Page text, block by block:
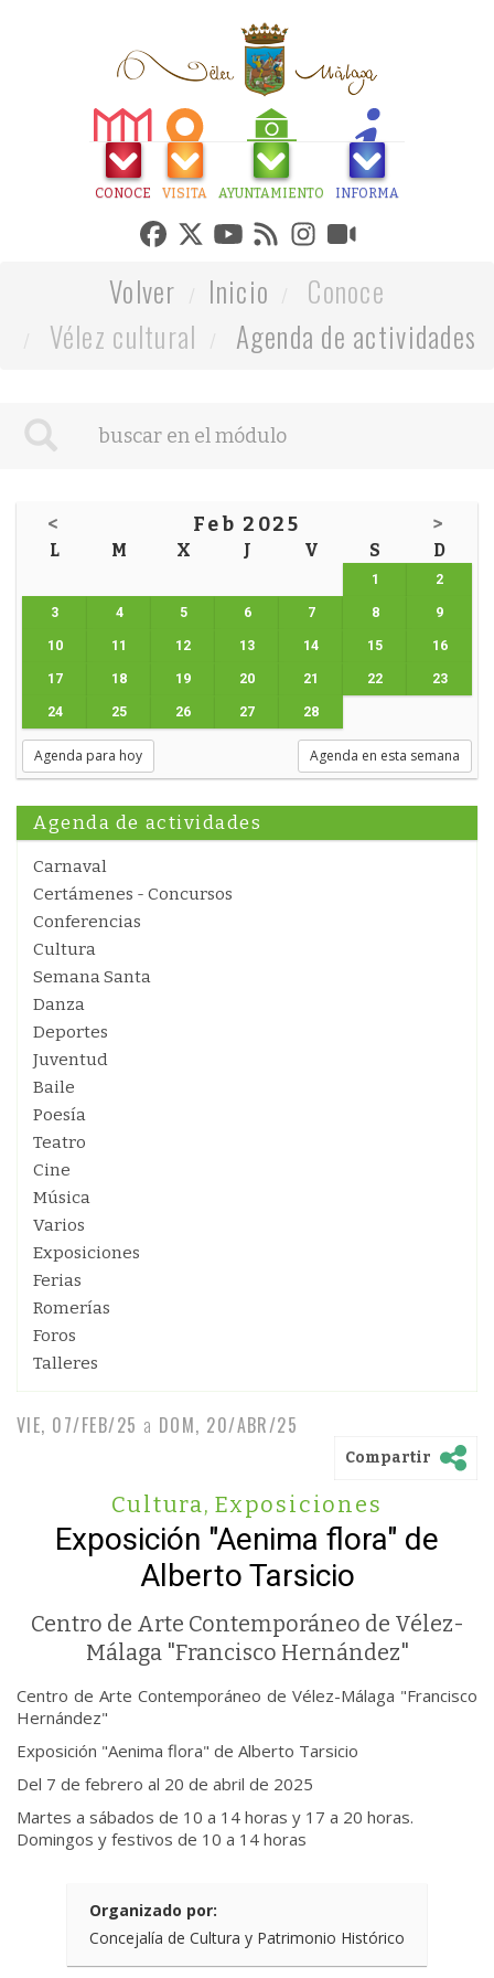
CONOCE VISITA AYUNTAMIENTO INFORMA
Volver Inicio
Conoce
Vélez cultural
Agenda de actividades
< Feb 2025 >
L M X J V S D
1 2
3 4 5 6 7 8 9
10 11 12 13 14 15 16
17 18 19 20 21 22 23
24 25 26 27 28
Agenda para hoy Agenda en esta semana
Agenda de actividades
Carnaval
Certámenes - Concursos
Conferencias
Cultura
Semana Santa
Danza
Deportes
Juventud
Baile
Poesía
Teatro
Cine
Música
Varios
Exposiciones
Ferias
Romerías
Foros
Talleres
VIE, 07/FEB/25 a DOM, 20/ABR/25
Compartir
Cultura, Exposiciones
Exposición "Aenima flora" de
Alberto Tarsicio
Centro de Arte Contemporáneo de Vélez-
Málaga "Francisco Hernández"
Centro de Arte Contemporáneo de Vélez-Málaga "Francisco
Hernández"
Exposición "Aenima flora" de Alberto Tarsicio
Del 7 de febrero al 20 de abril de 2025
Martes a sábados de 10 a 14 horas y 17 a 20 horas.
Domingos y festivos de 10 a 14 horas
Organizado por:
Concejalía de Cultura y Patrimonio Histórico